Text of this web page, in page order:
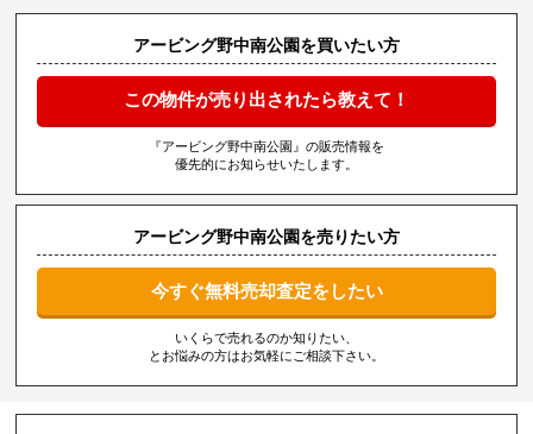
アービング野中南公園を買いたい方
この物件が売り出されたら教えて！
『アービング野中南公園』の販売情報を
優先的にお知らせいたします。
アービング野中南公園を売りたい方
今すぐ無料売却査定をしたい
いくらで売れるのか知りたい、
とお悩みの方はお気軽にご相談下さい。